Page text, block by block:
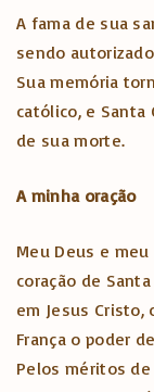
A fama de sua
sendo
Sua memória
católico, e Santa
de sua morte.
A minha oração
Meu Deus e
coração de
em Jesus Cristo,
França o poder
Pelos méritos